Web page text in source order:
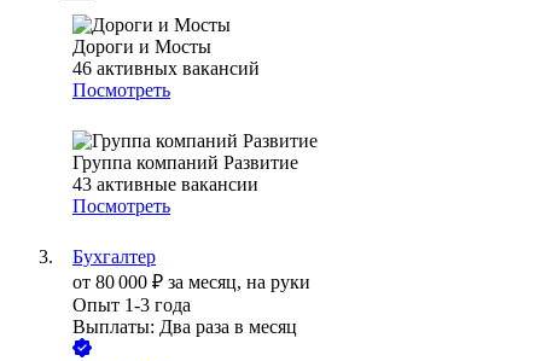
Дороги и Мосты
46 активных вакансий
Посмотреть
Группа компаний Развитие
43 активные вакансии
Посмотреть
Бухгалтер
от 80 000 ₽ за месяц, на руки
Опыт 1-3 года
Выплаты: Два раза в месяц